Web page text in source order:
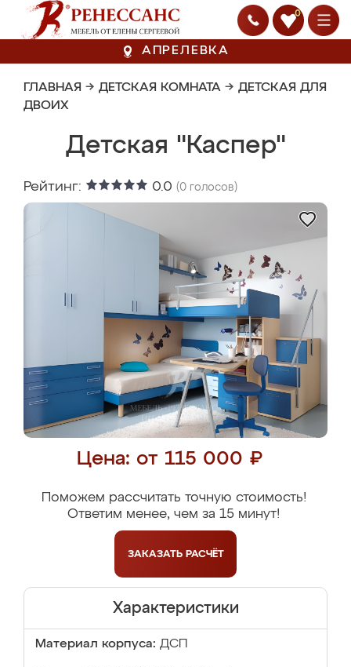
0
АПРЕЛЕВКА
ГЛАВНАЯ → ДЕТСКАЯ КОМНАТА → ДЕТСКАЯ ДЛЯ
ДВОИХ
Детская "Каспер"
Рейтинг: 0.0 (0 голосов)
Цена: от 115 000 ₽
Поможем рассчитать точную стоимость!
Ответим менее, чем за 15 минут!
ЗАКАЗАТЬ РАСЧЁТ
Характеристики
Материал корпуса: ДСП